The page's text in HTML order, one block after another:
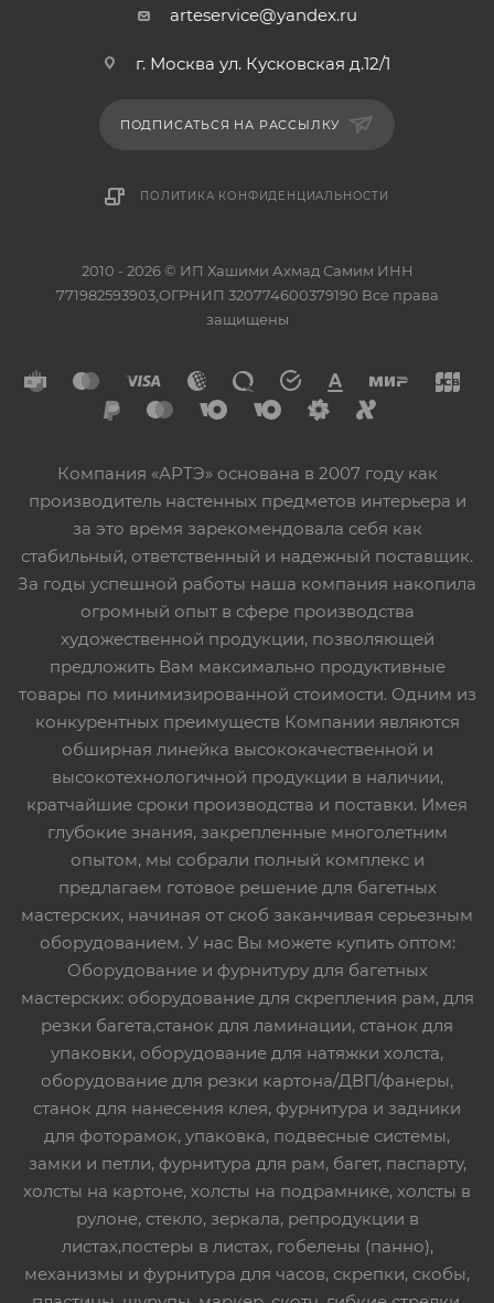
arteservice@yandex.ru
г. Москва ул. Кусковская д.12/1
ПОДПИСАТЬСЯ НА РАССЫЛКУ
ПОЛИТИКА КОНФИДЕНЦИАЛЬНОСТИ
2010 - 2026 © ИП Хашими Ахмад Самим ИНН
771982593903,ОГРНИП 320774600379190 Все права
защищены
Компания «АРТЭ» основана в 2007 году как
производитель настенных предметов интерьера и
за это время зарекомендовала себя как
стабильный, ответственный и надежный поставщик.
За годы успешной работы наша компания накопила
огромный опыт в сфере производства
художественной продукции, позволяющей
предложить Вам максимально продуктивные
товары по минимизированной стоимости. Одним из
конкурентных преимуществ Компании являются
обширная линейка высококачественной и
высокотехнологичной продукции в наличии,
кратчайшие сроки производства и поставки. Имея
глубокие знания, закрепленные многолетним
опытом, мы собрали полный комплекс и
предлагаем готовое решение для багетных
мастерских, начиная от скоб заканчивая серьезным
оборудованием. У нас Вы можете купить оптом:
Оборудование и фурнитуру для багетных
мастерских: оборудование для скрепления рам, для
резки багета,станок для ламинации, станок для
упаковки, оборудование для натяжки холста,
оборудование для резки картона/ДВП/фанеры,
станок для нанесения клея, фурнитура и задники
для фоторамок, упаковка, подвесные системы,
замки и петли, фурнитура для рам, багет, паспарту,
холсты на картоне, холсты на подрамнике, холсты в
рулоне, стекло, зеркала, репродукции в
листах,постеры в листах, гобелены (панно),
механизмы и фурнитура для часов, скрепки, скобы,